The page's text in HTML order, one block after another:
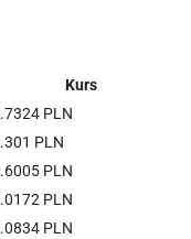
Kurs
PLN
PLN
PLN
PLN
PLN